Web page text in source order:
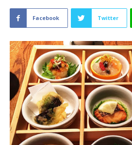
Facebook Twitter